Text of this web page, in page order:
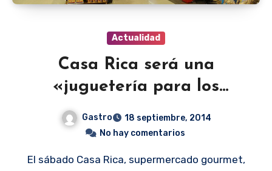
Actualidad
Casa Rica será una
«juguetería para los
Gastro
18 septiembre, 2014
No hay comentarios
El sábado Casa Rica, supermercado gourmet,